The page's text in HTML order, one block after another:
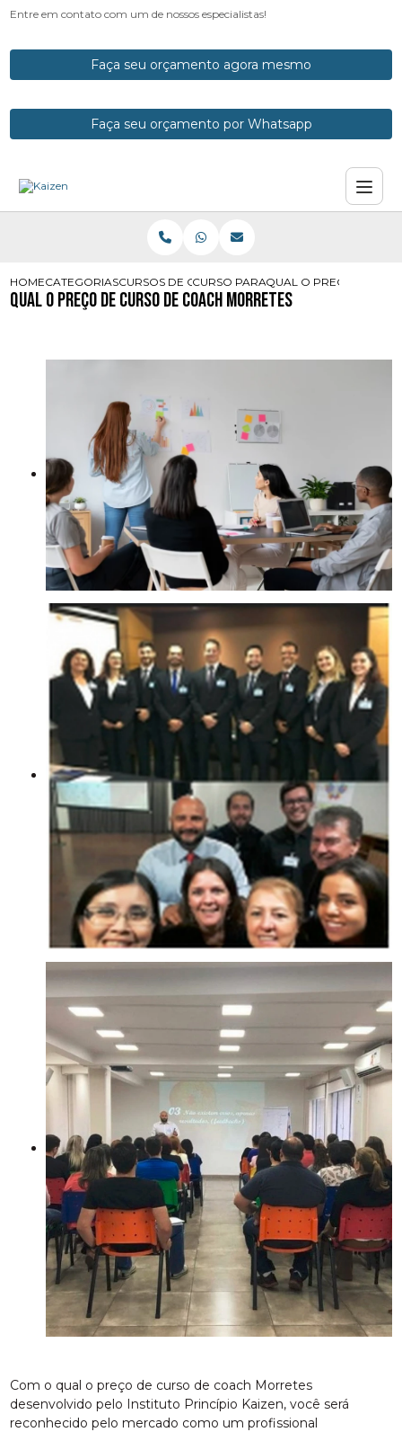
Entre em contato com um de nossos especialistas!
Faça seu orçamento agora mesmo
Faça seu orçamento por Whatsapp
HOMECATEGORIASCURSOS DE COACHCURSO PARA COACHQUAL O PRECO DE
Qual o Preço de Curso de Coach Morretes
Com o qual o preço de curso de coach Morretes
desenvolvido pelo Instituto Princípio Kaizen, você será
reconhecido pelo mercado como um profissional